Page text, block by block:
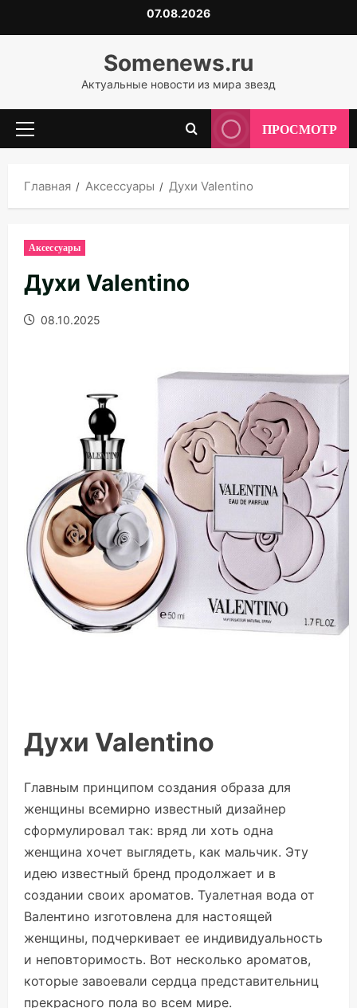
к
07.08.2026
Somenews.ru
Актуальные новости из мира звезд
Основное
ПРОСМОТР
Главная Аксессуары Духи Valentino
Аксессуары
Духи Valentino
08.10.2025
Духи Valentino
Главным принципом создания образа для
женщины всемирно известный дизайнер
сформулировал так: вряд ли хоть одна
женщина хочет выглядеть, как мальчик. Эту
идею известный бренд продолжает и в
создании своих ароматов. Туалетная вода от
Валентино изготовлена для настоящей
женщины, подчеркивает ее индивидуальность
и неповторимость. Вот несколько ароматов,
которые завоевали сердца представительниц
прекрасного пола во всем мире.